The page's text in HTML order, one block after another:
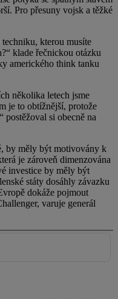
Pro přesuny vojsk a těžké
kterou musíte
klade řečnickou otázku
amerického think tanku
několika letech jsme
je to obtížnější, protože
postěžoval si obecně na
by měly být motivovány k
je zároveň dimenzována
investice by měly být
státy dosáhly závazku
dokáže pojmout
varuje generál